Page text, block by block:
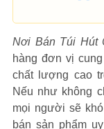
Nơi Bán Túi Hút
hàng đơn vị
chất lượng cao
Nếu như không
mọi người sẽ
bán sản phẩm